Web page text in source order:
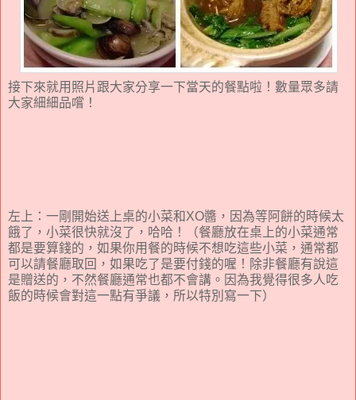
接下來就用照片跟大家分享一下當天的餐點啦！數量眾多請
大家細細品嚐！
左上：一剛開始送上桌的小菜和XO醬，因為等阿餅的時候太
餓了，小菜很快就沒了，哈哈！（餐廳放在桌上的小菜通常
都是要算錢的，如果你用餐的時候不想吃這些小菜，通常都
可以請餐廳取回，如果吃了是要付錢的喔！除非餐廳有說這
是贈送的，不然餐廳通常也都不會講。因為我覺得很多人吃
飯的時候會對這一點有爭議，所以特別寫一下）